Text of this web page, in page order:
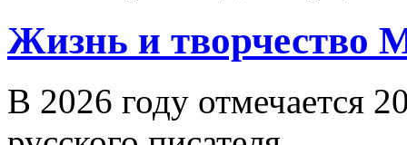
Жизнь и творчество
В 2026 году отмечается